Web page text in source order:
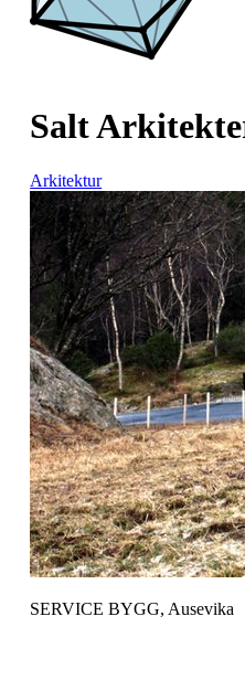
Salt
Arkitektur
SERVICE BYGG, Ausevika